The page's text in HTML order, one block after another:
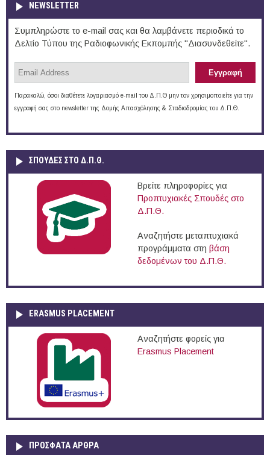
NEWSLETTER
Συμπληρώστε το e-mail σας και θα λαμβάνετε περιοδικά το
Δελτίο Τύπου της Ραδιοφωνικής Εκπομπής "Διασυνδεθείτε".
Παρακαλώ, όσοι διαθέτετε λογαριασμό e-mail του Δ.Π.Θ μην τον χρησιμοποιείτε για την
εγγραφή σας στο newsletter της Δομής Απασχόλησης & Σταδιοδρομίας του Δ.Π.Θ.
ΣΠΟΥΔΈΣ ΣΤΟ Δ.Π.Θ.
Βρείτε πληροφορίες για
Προπτυχιακές Σπουδές στο
Δ.Π.Θ.
Αναζητήστε μεταπτυχιακά
προγράμματα στη βάση
δεδομένων του Δ.Π.Θ.
ERASMUS PLACEMENT
Αναζητήστε φορείς για
Erasmus Placement
ΠΡOΣΦΑΤΑ AΡΘΡΑ